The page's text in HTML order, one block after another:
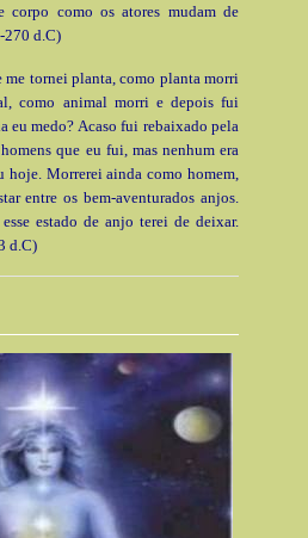
corpo como os atores mudam de
270 d.C)
me tornei planta, como planta morri
como animal morri e depois fui
eu medo? Acaso fui rebaixado pela
que eu fui, mas nenhum era
hoje. Morrerei ainda como homem,
entre os bem-aventurados anjos.
estado de anjo terei de deixar.
d.C)